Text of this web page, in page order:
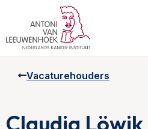
Vacaturehouders
Claudia Löwik